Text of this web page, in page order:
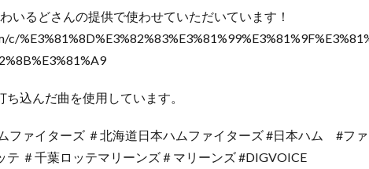
いるどさんの提供で使わせていただいています！
込んだ曲を使用しています。
ファイターズ ＃北海道日本ハムファイターズ #日本ハム #フ
＃千葉ロッテマリーンズ＃マリーンズ #DIGVOICE